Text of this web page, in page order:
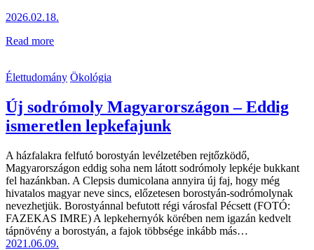
2026.02.18.
Read more
Élettudomány Ökológia
Új sodrómoly Magyarországon – Eddig
ismeretlen lepkefajunk
A házfalakra felfutó borostyán levélzetében rejtőzködő,
Magyarországon eddig soha nem látott sodrómoly lepkéje bukkant
fel hazánkban. A Clepsis dumicolana annyira új faj, hogy még
hivatalos magyar neve sincs, előzetesen borostyán-sodrómolynak
nevezhetjük. Borostyánnal befutott régi városfal Pécsett (FOTÓ:
FAZEKAS IMRE) A lepkehernyók körében nem igazán kedvelt
tápnövény a borostyán, a fajok többsége inkább más…
2021.06.09.